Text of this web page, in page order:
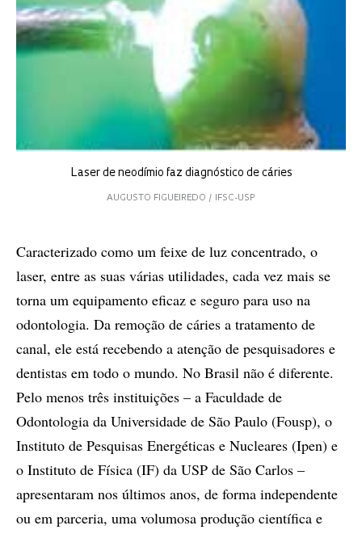
Laser de neodímio faz diagnóstico de cáries
AUGUSTO FIGUEIREDO / IFSC-USP
Caracterizado como um feixe de luz concentrado, o
laser, entre as suas várias utilidades, cada vez mais se
torna um equipamento eficaz e seguro para uso na
odontologia. Da remoção de cáries a tratamento de
canal, ele está recebendo a atenção de pesquisadores e
dentistas em todo o mundo. No Brasil não é diferente.
Pelo menos três instituições – a Faculdade de
Odontologia da Universidade de São Paulo (Fousp), o
Instituto de Pesquisas Energéticas e Nucleares (Ipen) e
o Instituto de Física (IF) da USP de São Carlos –
apresentaram nos últimos anos, de forma independente
ou em parceria, uma volumosa produção científica e